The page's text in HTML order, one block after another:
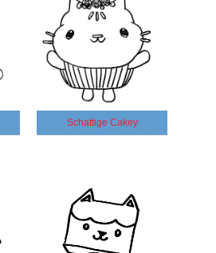
Schattige Cakey